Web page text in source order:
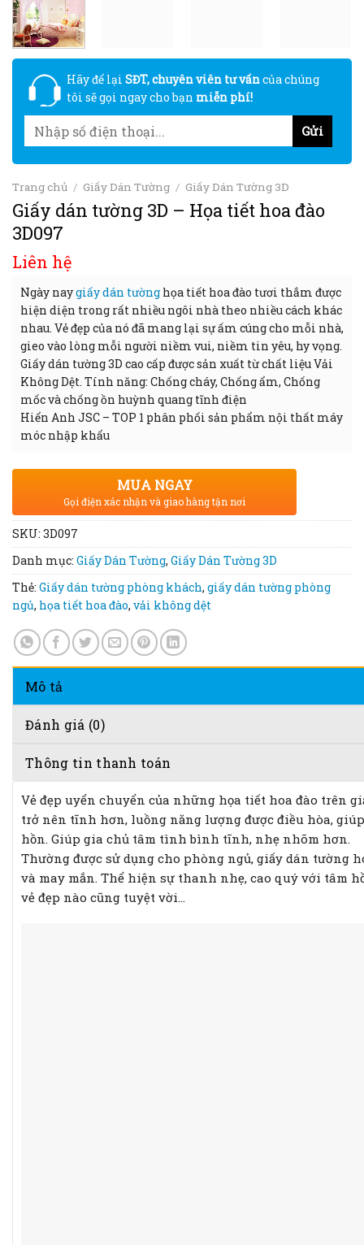
Hãy để lại SĐT, chuyên viên tư vấncủa chúng
tôi sẽ gọi ngay cho bạn miễn phí!
Trang chủ / Giấy Dán Tường / Giấy Dán Tường 3D
Giấy dán tường 3D – Họa tiết hoa đào
3D097
Liên hệ
Ngày naygiấy dán tường họa tiết hoa đào tươi thắm được
hiện diện trong rất nhiều ngôi nhà theo nhiều cách khác
nhau. Vẻ đẹp của nó đã mang lại sự ấm cúng cho mỗi nhà,
gieo vào lòng mỗi người niềm vui, niềm tin yêu, hy vọng.
Giấy dán tường 3D cao cấp được sản xuất từ chất liệu Vải
Không Dệt. Tính năng: Chống cháy, Chống ẩm, Chống
mốc và chống ồn huỳnh quang tĩnh điện
Hiển Anh JSC – TOP 1 phân phối sản phẩm nội thất máy
móc nhập khẩu
MUA NGAY
Gọi điện xác nhận và giao hàng tận nơi
SKU: 3D097
Danh mục: Giấy Dán Tường, Giấy Dán Tường 3D
Thẻ: Giấy dán tường phòng khách, giấy dán tường phòng
ngủ, họa tiết hoa đào, vải không dệt
Mô tả
Đánh giá (0)
Thông tin thanh toán
Vẻ đẹp uyển chuyển của những họa tiết hoa đào trên
trở nên tĩnh hơn, luồng năng lượng được điều hòa,
hồn. Giúp gia chủ tâm tình bình tĩnh, nhẹ nhõm hơn.
Thường được sử dụng cho phòng ngủ, giấy dán tường
và may mắn. Thể hiện sự thanh nhẹ, cao quý với tâm
vẻ đẹp nào cũng tuyệt vời…